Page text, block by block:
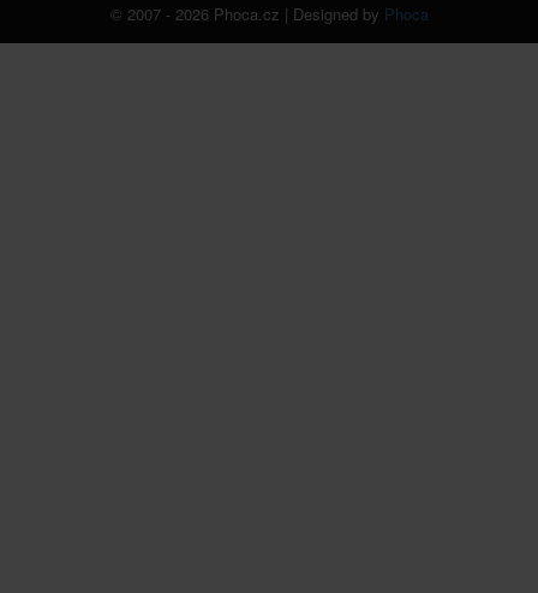
© 2007 - 2026 Phoca.cz | Designed by Phoca